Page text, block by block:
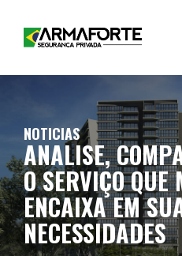
NOTICIAS
ANALISE,
O SERVIÇO QUE
ENCAIXA EM
NECESSIDADES